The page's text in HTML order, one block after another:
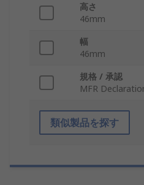
高さ
46mm
幅
46mm
規格 / 承認
MFR
類似製品を探す